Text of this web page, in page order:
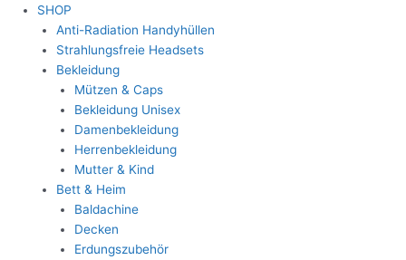
SHOP
Anti-Radiation Handyhüllen
Strahlungsfreie Headsets
Bekleidung
Mützen & Caps
Bekleidung Unisex
Damenbekleidung
Herrenbekleidung
Mutter & Kind
Bett & Heim
Baldachine
Decken
Erdungszubehör